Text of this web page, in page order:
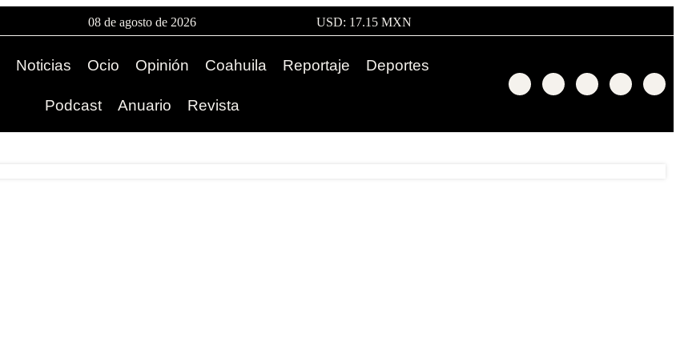
08 de agosto de 2026 USD: 17.15 MXN
Noticias Ocio Opinión Coahuila Reportaje Deportes
Podcast Anuario Revista